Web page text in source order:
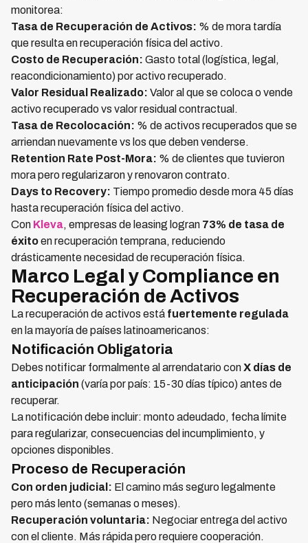
monitorea:
Tasa de Recuperación de Activos: % de mora tardía
que resulta en recuperación física del activo.
Costo de Recuperación: Gasto total (logística, legal,
reacondicionamiento) por activo recuperado.
Valor Residual Realizado: Valor al que se coloca o vende
activo recuperado vs valor residual contractual.
Tasa de Recolocación: % de activos recuperados que se
arriendan nuevamente vs los que deben venderse.
Retention Rate Post-Mora: % de clientes que tuvieron
mora pero regularizaron y renovaron contrato.
Days to Recovery: Tiempo promedio desde mora 45 días
hasta recuperación física del activo.
Con Kleva, empresas de leasing logran 73% de tasa de
éxitoen recuperación temprana, reduciendo
drásticamente necesidad de recuperación física.
Marco Legal y Compliance en
Recuperación de Activos
La recuperación de activos está fuertemente regulada
en la mayoría de países latinoamericanos:
Notificación Obligatoria
Debes notificar formalmente al arrendatario conX días de
anticipación (varía por país: 15-30 días típico) antes de
recuperar.
La notificación debe incluir: monto adeudado, fecha límite
para regularizar, consecuencias del incumplimiento, y
opciones disponibles.
Proceso de Recuperación
Con orden judicial: El camino más seguro legalmente
pero más lento (semanas o meses).
Recuperación voluntaria: Negociar entrega del activo
con el cliente. Más rápida pero requiere cooperación.